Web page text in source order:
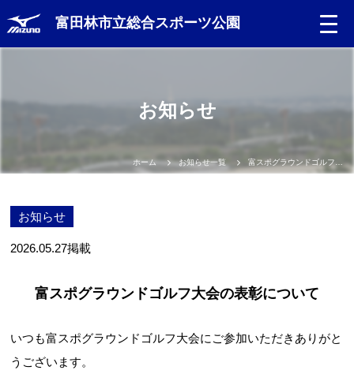
富田林市立総合スポーツ公園
お知らせ
ホーム お知らせ一覧
お知らせ
2026.05.27掲載
富スポグラウンドゴルフ大会の表彰について
いつも富スポグラウンドゴルフ大会にご参加いただきありがと
うございます。